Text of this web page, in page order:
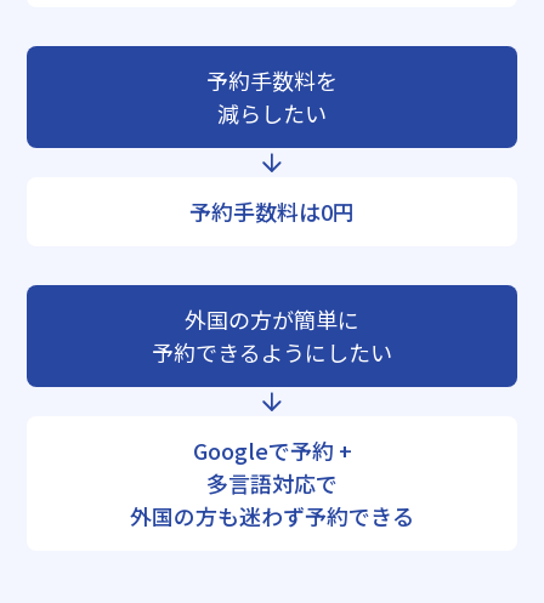
予約手数料を
減らしたい
予約手数料は0円
外国の方が簡単に
予約できるようにしたい
Googleで予約 +
多言語対応で
外国の方も迷わず予約できる